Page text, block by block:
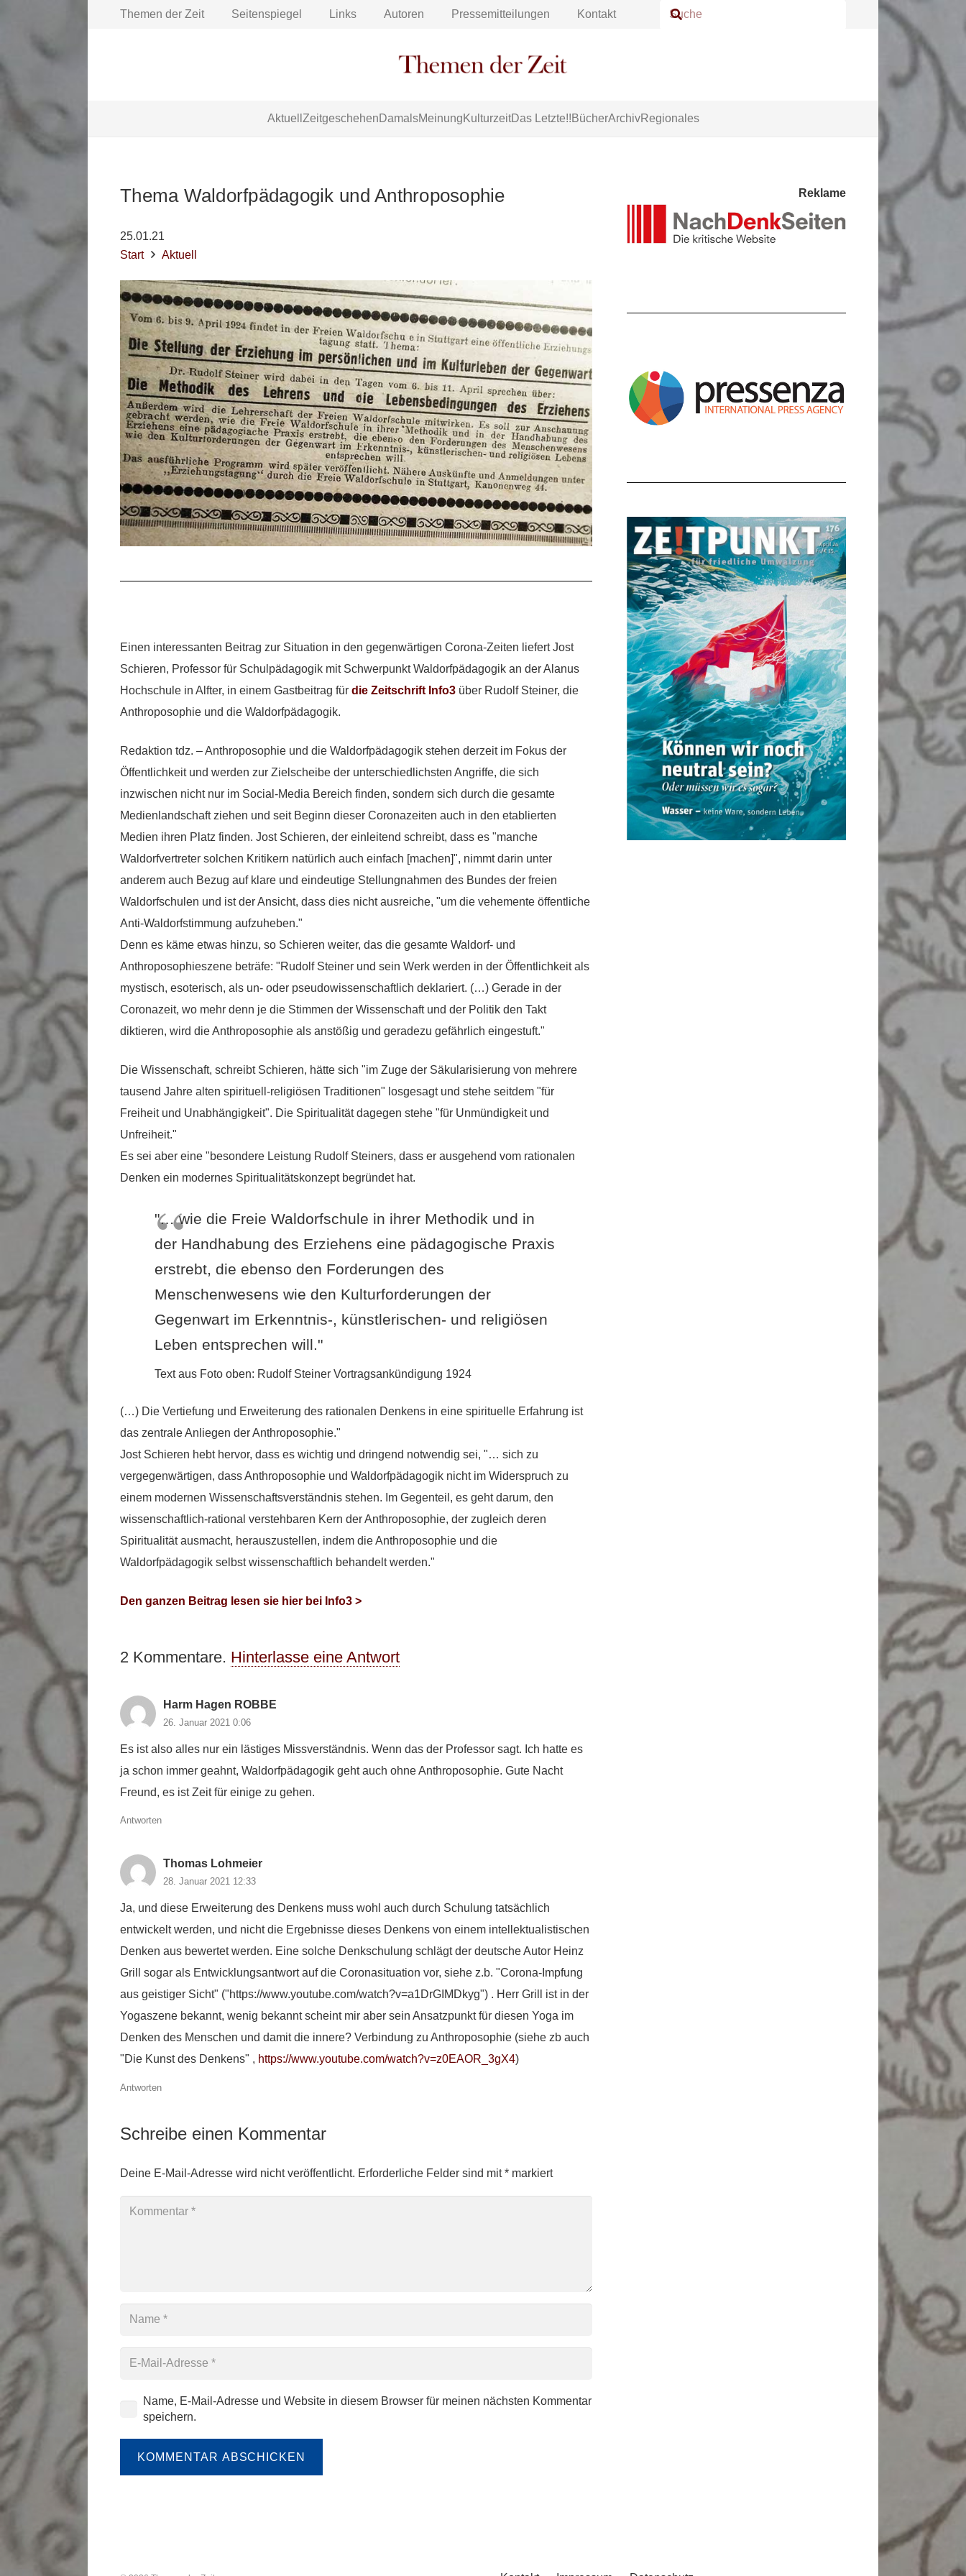
Themen der Zeit Seitenspiegel Links Autoren Pressemitteilungen Kontakt
Aktuell Zeitgeschehen DamalsMeinung KulturzeitDas Letzte!! BücherArchivRegionales
Thema Waldorfpädagogik und Anthroposophie
25.01.21
Start
Aktuell
Einen interessanten Beitrag zur Situation in den gegenwärtigen Corona-Zeiten liefert Jost
Schieren, Professor für Schulpädagogik mit Schwerpunkt Waldorfpädagogik an der Alanus
Hochschule in Alfter, in einem Gastbeitrag für die Zeitschrift Info3 über Rudolf Steiner, die
Anthroposophie und die Waldorfpädagogik.
Redaktion tdz. – Anthroposophie und die Waldorfpädagogik stehen derzeit im Fokus der
Öffentlichkeit und werden zur Zielscheibe der unterschiedlichsten Angriffe, die sich
inzwischen nicht nur im Social-Media Bereich finden, sondern sich durch die gesamte
Medienlandschaft ziehen und seit Beginn dieser Coronazeiten auch in den etablierten
Medien ihren Platz finden. Jost Schieren, der einleitend schreibt, dass es "manche
Waldorfvertreter solchen Kritikern natürlich auch einfach [machen]", nimmt darin unter
anderem auch Bezug auf klare und eindeutige Stellungnahmen des Bundes der freien
Waldorfschulen und ist der Ansicht, dass dies nicht ausreiche, "um die vehemente öffentliche
Anti-Waldorfstimmung aufzuheben."
Denn es käme etwas hinzu, so Schieren weiter, das die gesamte Waldorf- und
Anthroposophieszene beträfe: "Rudolf Steiner und sein Werk werden in der Öffentlichkeit als
mystisch, esoterisch, als un- oder pseudowissenschaftlich deklariert. (…) Gerade in der
Coronazeit, wo mehr denn je die Stimmen der Wissenschaft und der Politik den Takt
diktieren, wird die Anthroposophie als anstößig und geradezu gefährlich eingestuft."
Die Wissenschaft, schreibt Schieren, hätte sich "im Zuge der Säkularisierung von mehrere
tausend Jahre alten spirituell-religiösen Traditionen" losgesagt und stehe seitdem "für
Freiheit und Unabhängigkeit". Die Spiritualität dagegen stehe "für Unmündigkeit und
Unfreiheit."
Es sei aber eine "besondere Leistung Rudolf Steiners, dass er ausgehend vom rationalen
Denken ein modernes Spiritualitätskonzept begründet hat.
"… wie die Freie Waldorfschule in ihrer Methodik und in
der Handhabung des Erziehens eine pädagogische Praxis
erstrebt, die ebenso den Forderungen des
Menschenwesens wie den Kulturforderungen der
Gegenwart im Erkenntnis-, künstlerischen- und religiösen
Leben entsprechen will."
Text aus Foto oben: Rudolf Steiner Vortragsankündigung 1924
(…) Die Vertiefung und Erweiterung des rationalen Denkens in eine spirituelle Erfahrung ist
das zentrale Anliegen der Anthroposophie."
Jost Schieren hebt hervor, dass es wichtig und dringend notwendig sei, "… sich zu
vergegenwärtigen, dass Anthroposophie und Waldorfpädagogik nicht im Widerspruch zu
einem modernen Wissenschaftsverständnis stehen. Im Gegenteil, es geht darum, den
wissenschaftlich-rational verstehbaren Kern der Anthroposophie, der zugleich deren
Spiritualität ausmacht, herauszustellen, indem die Anthroposophie und die
Waldorfpädagogik selbst wissenschaftlich behandelt werden."
Den ganzen Beitrag lesen sie hier bei Info3 >
2 Kommentare. Hinterlasse eine Antwort
Harm Hagen ROBBE
26. Januar 2021 0:06
Es ist also alles nur ein lästiges Missverständnis. Wenn das der Professor sagt. Ich hatte es
ja schon immer geahnt, Waldorfpädagogik geht auch ohne Anthroposophie. Gute Nacht
Freund, es ist Zeit für einige zu gehen.
Antworten
Thomas Lohmeier
28. Januar 2021 12:33
Ja, und diese Erweiterung des Denkens muss wohl auch durch Schulung tatsächlich
entwickelt werden, und nicht die Ergebnisse dieses Denkens von einem intellektualistischen
Denken aus bewertet werden. Eine solche Denkschulung schlägt der deutsche Autor Heinz
Grill sogar als Entwicklungsantwort auf die Coronasituation vor, siehe z.b. "Corona-Impfung
aus geistiger Sicht" ("https://www.youtube.com/watch?v=a1DrGIMDkyg") . Herr Grill ist in der
Yogaszene bekannt, wenig bekannt scheint mir aber sein Ansatzpunkt für diesen Yoga im
Denken des Menschen und damit die innere? Verbindung zu Anthroposophie (siehe zb auch
"Die Kunst des Denkens" , https://www.youtube.com/watch?v=z0EAOR_3gX4)
Antworten
Schreibe einen Kommentar
Deine E-Mail-Adresse wird nicht veröffentlicht. Erforderliche Felder sind mit* markiert
Name, E-Mail-Adresse und Website in diesem Browser für meinen nächsten Kommentar
speichern.
KOMMENTAR ABSCHICKEN
Reklame